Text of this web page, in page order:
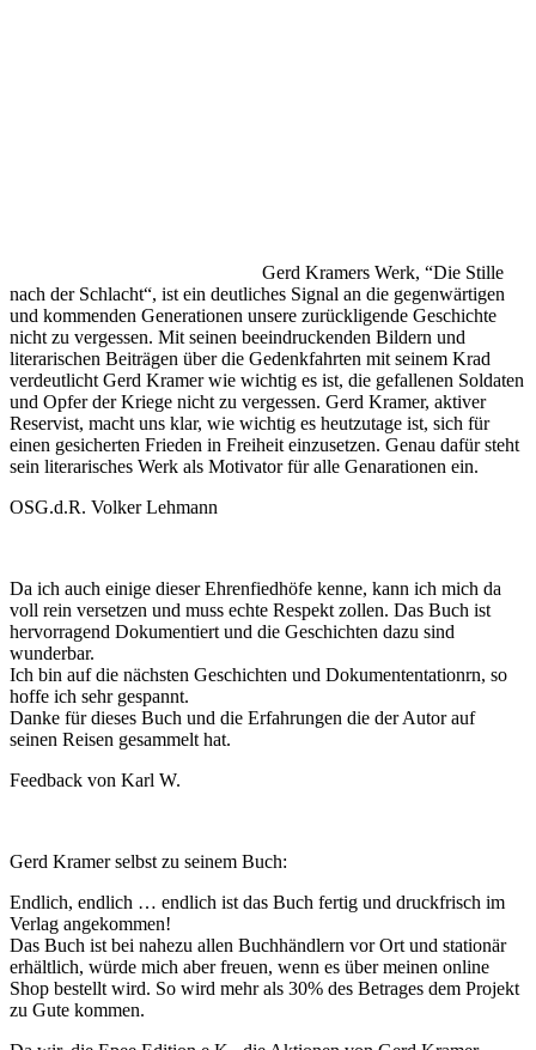
Gerd Kramers Werk, “Die Stille
nach der Schlacht“, ist ein deutliches Signal an die gegenwärtigen
und kommenden Generationen unsere zurückligende Geschichte
nicht zu vergessen. Mit seinen beeindruckenden Bildern und
literarischen Beiträgen über die Gedenkfahrten mit seinem Krad
verdeutlicht Gerd Kramer wie wichtig es ist, die gefallenen Soldaten
und Opfer der Kriege nicht zu vergessen. Gerd Kramer, aktiver
Reservist, macht uns klar, wie wichtig es heutzutage ist, sich für
einen gesicherten Frieden in Freiheit einzusetzen. Genau dafür steht
sein literarisches Werk als Motivator für alle Genarationen ein.
OSG.d.R. Volker Lehmann
Da ich auch einige dieser Ehrenfiedhöfe kenne, kann ich mich da
voll rein versetzen und muss echte Respekt zollen. Das Buch ist
hervorragend Dokumentiert und die Geschichten dazu sind
wunderbar.
Ich bin auf die nächsten Geschichten und Dokumententationrn, so
hoffe ich sehr gespannt.
Danke für dieses Buch und die Erfahrungen die der Autor auf
seinen Reisen gesammelt hat.
Feedback von Karl W.
Gerd Kramer selbst zu seinem Buch:
Endlich, endlich … endlich ist das Buch fertig und druckfrisch im
Verlag angekommen!
Das Buch ist bei nahezu allen Buchhändlern vor Ort und stationär
erhältlich, würde mich aber freuen, wenn es über meinen online
Shop bestellt wird. So wird mehr als 30% des Betrages dem Projekt
zu Gute kommen.